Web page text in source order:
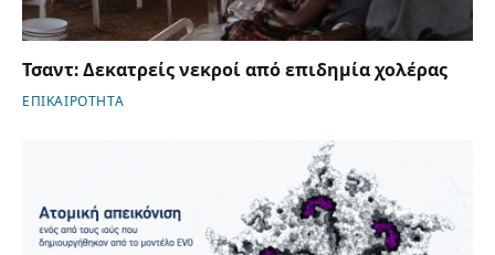
Τσαντ: Δεκατρείς νεκροί από επιδημία χολέρας
ΕΠΙΚΑΙΡΟΤΗΤΑ